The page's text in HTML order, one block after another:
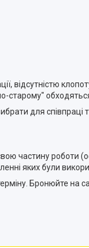
відсутністю
старому"
для
частину роботи
яких були
Бронюйте на